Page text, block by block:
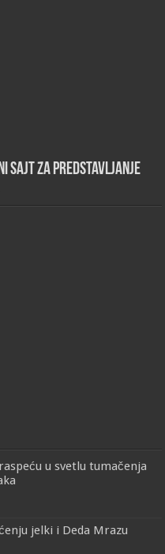
sajt za predstavljanje
u svetlu tumačenja
jelki i Deda Mrazu